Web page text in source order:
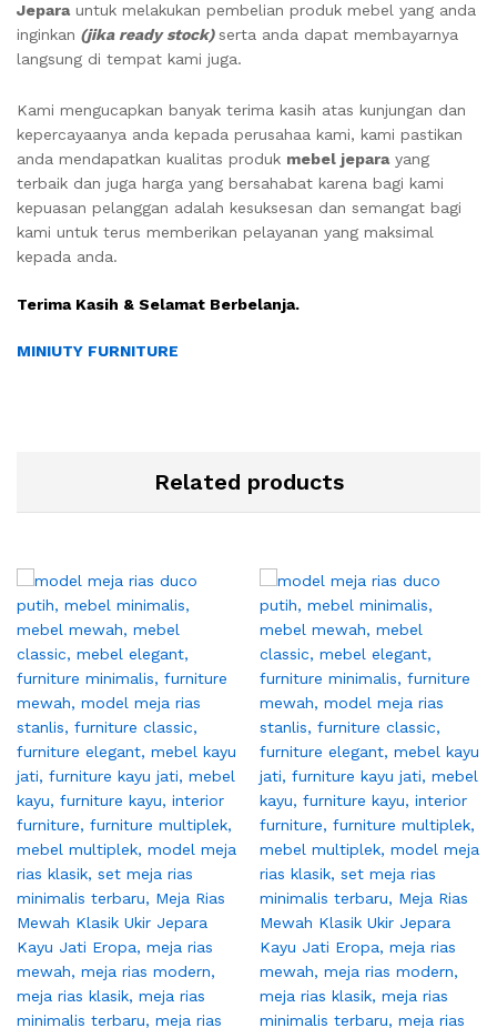
Jeparauntuk melakukan pembelian produk mebel yang anda
inginkan (jika ready stock) serta anda dapat membayarnya
langsung di tempat kami juga.
Kami mengucapkan banyak terima kasih atas kunjungan dan
kepercayaanya anda kepada perusahaa kami, kami pastikan
anda mendapatkan kualitas produk mebel jeparayang
terbaik dan juga harga yang bersahabat karena bagi kami
kepuasan pelanggan adalah kesuksesan dan semangat bagi
kami untuk terus memberikan pelayanan yang maksimal
kepada anda.
Terima Kasih & Selamat Berbelanja.
MINIUTY FURNITURE
Related products